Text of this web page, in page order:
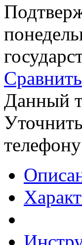
Сравнить
Данный